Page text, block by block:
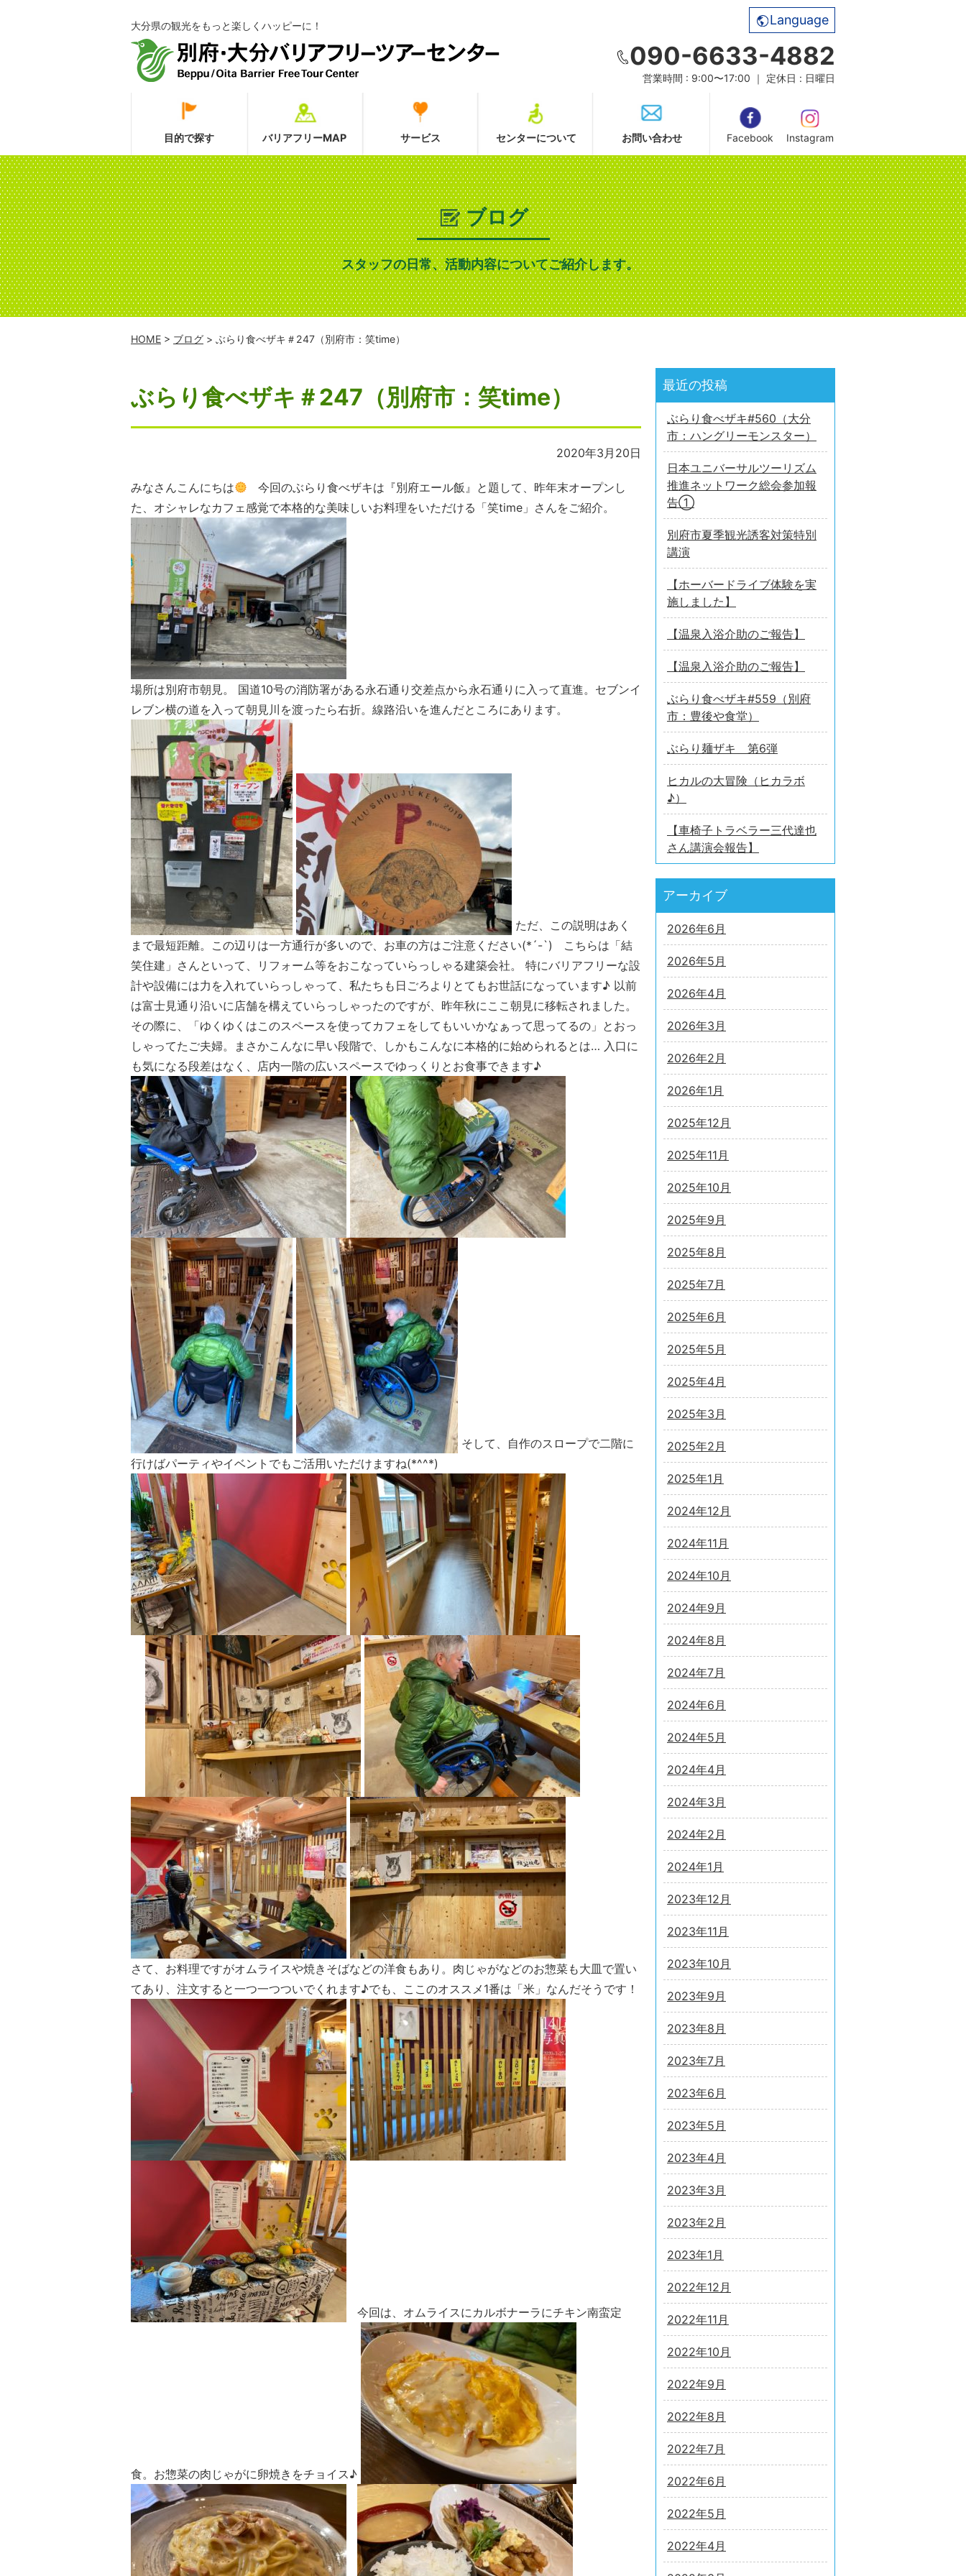
大分県の観光をもっと楽しくハッピーに！ Language
090-6633-4882
営業時間 : 9:00〜17:00 ｜ 定休日 : 日曜日
目的で探す バリアフリーMAP サービス センターについて お問い合わせ Facebook Instagram
ブログ
スタッフの日常、活動内容についてご紹介します。
HOME > ブログ > ぶらり食べザキ＃247（別府市：笑time）
ぶらり食べザキ＃247（別府市：笑time）
2020年3月20日
みなさんこんにちは
今回のぶらり食べザキは『別府エール飯』と題して、昨年末オープンし
た、オシャレなカフェ感覚で本格的な美味しいお料理をいただける「笑time」さんをご紹介。
場所は別府市朝見。 国道10号の消防署がある永石通り交差点から永石通りに入って直進。セブンイ
レブン横の道を入って朝見川を渡ったら右折。線路沿いを進んだところにあります。
ただ、この説明はあく
まで最短距離。この辺りは一方通行が多いので、お車の方はご注意ください(*´-`) こちらは「結
笑住建」さんといって、リフォーム等をおこなっていらっしゃる建築会社。 特にバリアフリーな設
計や設備には力を入れていらっしゃって、私たちも日ごろよりとてもお世話になっています♪ 以前
は富士見通り沿いに店舗を構えていらっしゃったのですが、昨年秋にここ朝見に移転されました。
その際に、「ゆくゆくはこのスペースを使ってカフェをしてもいいかなぁって思ってるの」とおっ
しゃってたご夫婦。まさかこんなに早い段階で、しかもこんなに本格的に始められるとは… 入口に
も気になる段差はなく、店内一階の広いスペースでゆっくりとお食事できます♪
そして、自作のスロープで二階に
行けばパーティやイベントでもご活用いただけますね(*^^*)
さて、お料理ですがオムライスや焼きそばなどの洋食もあり。肉じゃがなどのお惣菜も大皿で置い
てあり、注文すると一つ一つついでくれます♪でも、ここのオススメ1番は「米」なんだそうです！
今回は、オムライスにカルボナーラにチキン南蛮定
食。お惣菜の肉じゃがに卵焼きをチョイス♪
最近の投稿
ぶらり食べザキ#560（大分
市：ハングリーモンスター）
日本ユニバーサルツーリズム
推進ネットワーク総会参加報
告①
別府市夏季観光誘客対策特別
講演
【ホーバードライブ体験を実
施しました】
【温泉入浴介助のご報告】
【温泉入浴介助のご報告】
ぶらり食べザキ#559（別府
市：豊後や食堂）
ぶらり麺ザキ 第6弾
ヒカルの大冒険（ヒカラボ
♪）
【車椅子トラベラー三代達也
さん講演会報告】
アーカイブ
2026年6月
2026年5月
2026年4月
2026年3月
2026年2月
2026年1月
2025年12月
2025年11月
2025年10月
2025年9月
2025年8月
2025年7月
2025年6月
2025年5月
2025年4月
2025年3月
2025年2月
2025年1月
2024年12月
2024年11月
2024年10月
2024年9月
2024年8月
2024年7月
2024年6月
2024年5月
2024年4月
2024年3月
2024年2月
2024年1月
2023年12月
2023年11月
2023年10月
2023年9月
2023年8月
2023年7月
2023年6月
2023年5月
2023年4月
2023年3月
2023年2月
2023年1月
2022年12月
2022年11月
2022年10月
2022年9月
2022年8月
2022年7月
2022年6月
2022年5月
2022年4月